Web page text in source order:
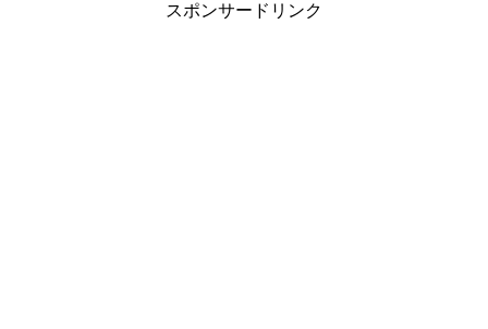
スポンサードリンク